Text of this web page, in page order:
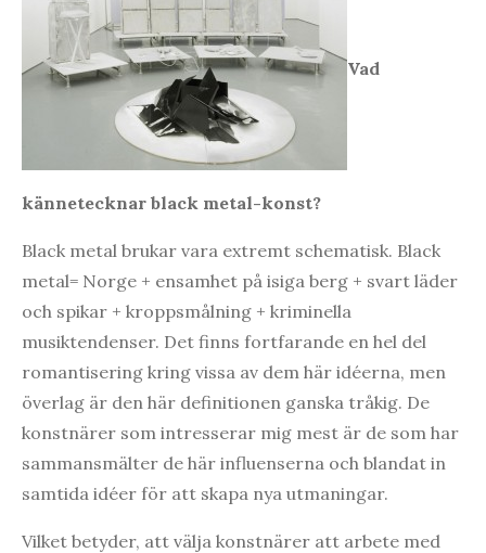
Vad
kännetecknar black metal-konst?
Black metal brukar vara extremt schematisk. Black
metal= Norge + ensamhet på isiga berg + svart läder
och spikar + kroppsmålning + kriminella
musiktendenser. Det finns fortfarande en hel del
romantisering kring vissa av dem här idéerna, men
överlag är den här definitionen ganska tråkig. De
konstnärer som intresserar mig mest är de som har
sammansmälter de här influenserna och blandat in
samtida idéer för att skapa nya utmaningar.
Vilket betyder, att välja konstnärer att arbete med